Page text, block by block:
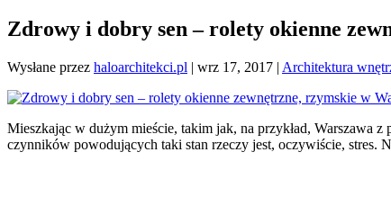
Zdrowy i dobry sen – rolety okienne
Wysłane przez haloarchitekci.pl | wrz 17, 2017 | Architektura
Mieszkając w dużym mieście, takim jak, na przykład, Warszawa z
czynników powodujących taki stan rzeczy jest, oczywiście, stres.